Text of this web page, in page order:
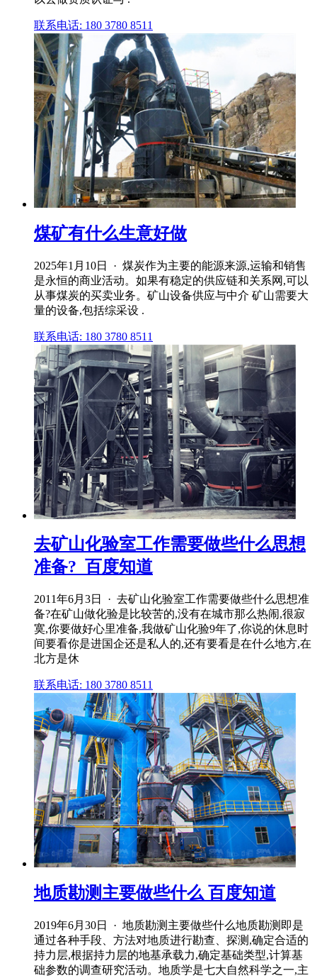
联系电话: 180 3780 8511
煤矿有什么生意好做
2025年1月10日 · 煤炭作为主要的能源来源,运输和销售
是永恒的商业活动。如果有稳定的供应链和关系网,可以
从事煤炭的买卖业务。矿山设备供应与中介 矿山需要大
量的设备,包括综采设 .
联系电话: 180 3780 8511
去矿山化验室工作需要做些什么思想
准备?_百度知道
2011年6月3日 · 去矿山化验室工作需要做些什么思想准
备?在矿山做化验是比较苦的,没有在城市那么热闹,很寂
寞,你要做好心里准备,我做矿山化验9年了,你说的休息时
间要看你是进国企还是私人的,还有要看是在什么地方,在
北方是休
联系电话: 180 3780 8511
地质勘测主要做些什么 百度知道
2019年6月30日 · 地质勘测主要做些什么地质勘测即是
通过各种手段、方法对地质进行勘查、探测,确定合适的
持力层,根据持力层的地基承载力,确定基础类型,计算基
础参数的调查研究活动。地质学是七大自然科学之一,主